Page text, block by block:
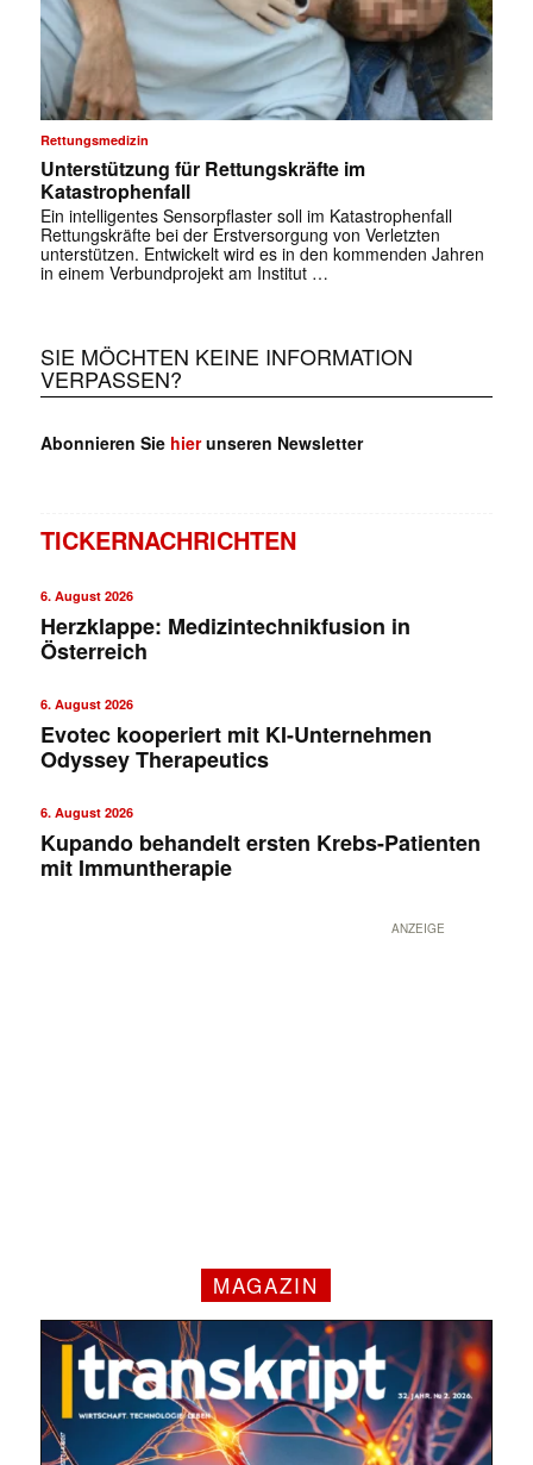
Rettungsmedizin
Unterstützung für Rettungskräfte im
Katastrophenfall
Ein intelligentes Sensorpflaster soll im Katastrophenfall
Rettungskräfte bei der Erstversorgung von Verletzten
unterstützen. Entwickelt wird es in den kommenden Jahren
in einem Verbundprojekt am Institut …
SIE MÖCHTEN KEINE INFORMATION
VERPASSEN?
Abonnieren Sie hierunseren Newsletter
TICKERNACHRICHTEN
6. August 2026
Herzklappe: Medizintechnikfusion in
Österreich
6. August 2026
Evotec kooperiert mit KI-Unternehmen
Odyssey Therapeutics
6. August 2026
Kupando behandelt ersten Krebs-Patienten
mit Immuntherapie
ANZEIGE
MAGAZIN